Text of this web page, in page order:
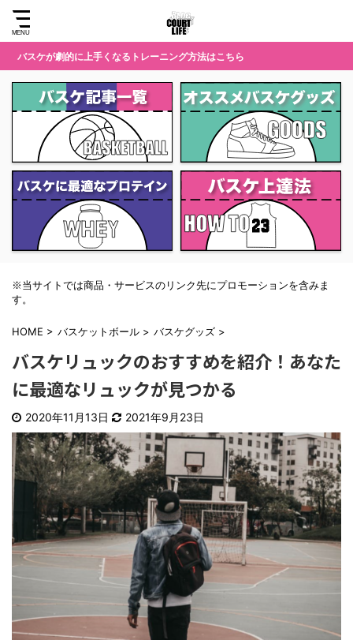
バスケが劇的に上手くなるトレーニング方法はこちら
※当サイトでは商品・サービスのリンク先にプロモーションを含みま
す。
HOME > バスケットボール > バスケグッズ >
バスケリュックのおすすめを紹介！あなた
に最適なリュックが見つかる
2020年11月13日 2021年9月23日